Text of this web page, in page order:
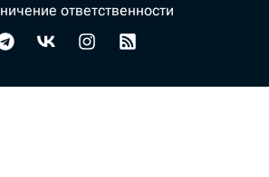
ответственности